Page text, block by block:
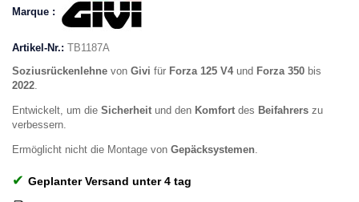
Marque :
Artikel-Nr.: TB1187A
Soziusrückenlehne von Givi für Forza 125 V4und Forza 350 bis
2022.
Entwickelt, um die Sicherheit und den Komfort des Beifahrers zu
verbessern.
Ermöglicht nicht die Montage von Gepäcksystemen.
✔ Geplanter Versand unter 4 tag